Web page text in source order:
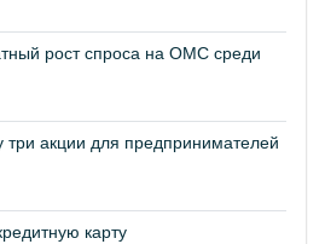
рост спроса на ОМС среди
три акции для предпринимателей
карту